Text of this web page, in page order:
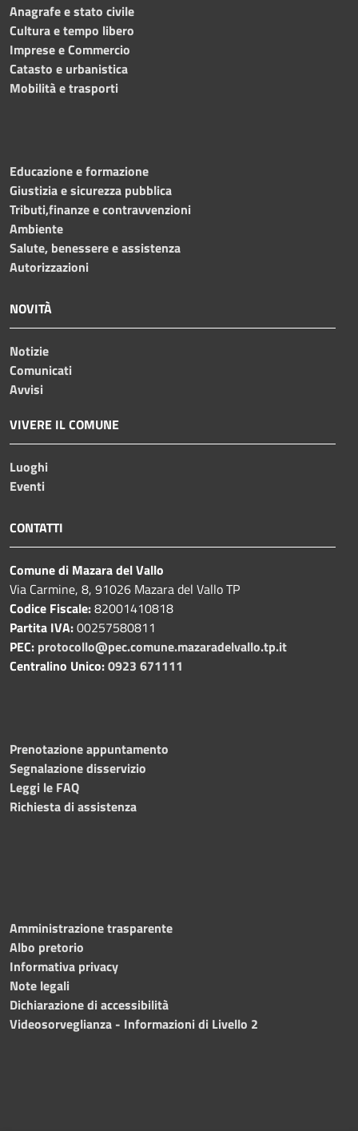
Anagrafe e stato civile
Cultura e tempo libero
Imprese e Commercio
Catasto e urbanistica
Mobilità e trasporti
Educazione e formazione
Giustizia e sicurezza pubblica
Tributi,finanze e contravvenzioni
Ambiente
Salute, benessere e assistenza
Autorizzazioni
NOVITÀ
Notizie
Comunicati
Avvisi
VIVERE IL COMUNE
Luoghi
Eventi
CONTATTI
Comune di Mazara del Vallo
Via Carmine, 8, 91026 Mazara del Vallo TP
Codice Fiscale:82001410818
Partita IVA:00257580811
PEC: protocollo@pec.comune.mazaradelvallo.tp.it
Centralino Unico:0923 671111
Prenotazione appuntamento
Segnalazione disservizio
Leggi le FAQ
Richiesta di assistenza
Amministrazione trasparente
Albo pretorio
Informativa privacy
Note legali
Dichiarazione di accessibilità
Videosorveglianza - Informazioni di Livello 2